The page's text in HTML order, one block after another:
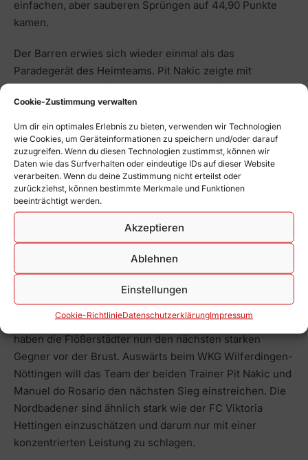
Cookie-Zustimmung verwalten
Um dir ein optimales Erlebnis zu bieten, verwenden wir Technologien
wie Cookies, um Geräteinformationen zu speichern und/oder darauf
zuzugreifen. Wenn du diesen Technologien zustimmst, können wir
Daten wie das Surfverhalten oder eindeutige IDs auf dieser Website
verarbeiten. Wenn du deine Zustimmung nicht erteilst oder
zurückziehst, können bestimmte Merkmale und Funktionen
beeinträchtigt werden.
Akzeptieren
Ablehnen
Einstellungen
Cookie-RichtlinieDatenschutz­erklärungImpressum
einfachen, aber sauberen Sprüngen auf 44,90 Punkte
kamen.
Der Barren erwies sich wieder einmal als das
Paradegerät des Heimteams. Pit Nakic zeigte mit
Höchstschwierigkeit und 12,55 Punkten die beste
Darbietung. Die restlichen TV-Turner zeigten ebenfalls
sichere Übungen, sodass mit 46,65 zu 45,90 Punkte ein
weiterer Gerätsieg feststand.
Trotz kleinerer Fehler ließ sich das Team am
abschließenden Reck dann nicht aus der Ruhe bringen.
Manuel do Rosario zeigte mit 11,70 Punkten die beste
Leistung und trug maßgeblich zum Gerätesieg bei (45,00
zu 43,90). Mit insgesamt 271,85 zu 267,80 Punkte
sicherte sich der Gastgeber den verdienten Sieg. Damit
rangiert der TV Schiltach in der Verbandsliga auf Platz 2
– nur zwei Gerätepunkte hinter dem TSV Weingarten.
Am kommenden Sonntag, um 14:30 Uhr in Remchingen,
haben die Flößerstädter nun den nächsten starken
Gegner vor der Brust. Auswärts beim WKG Wilferdingen-
Nöttingen will das Team der beiden Trainer Pit Nakic und
Manuel do Rosario den nächsten Sieg einstreichen. Die
Nordbadener sind ähnlich stark wie der FC Viktoria
Hettingen einzuschätzen und darum nur mit einer
konzentrierten Leistung zu schlagen.